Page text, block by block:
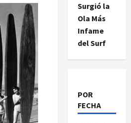
Surgió la
Ola Más
Infame
del Surf
POR
FECHA